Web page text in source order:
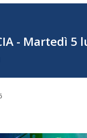
- Martedì 5